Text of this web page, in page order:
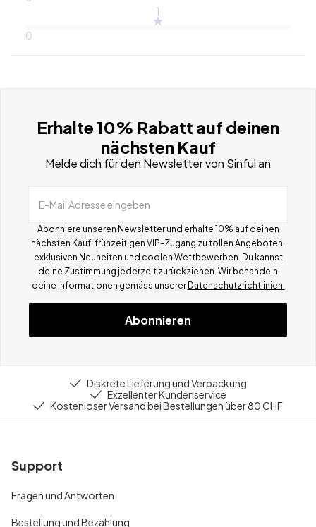
1
0
Erhalte 10% Rabatt auf deinen
nächsten Kauf
Melde dich für den Newsletter von Sinful an
E-Mail Adresse eingeben
Abonniere unseren Newsletter und erhalte 10% auf deinen
nächsten Kauf, frühzeitigen VIP-Zugang zu tollen Angeboten,
exklusiven Neuheiten und coolen Wettbewerben. Du kannst
deine Zustimmung jederzeit zurückziehen. Wir behandeln
deine Informationen gemäss unserer Datenschutzrichtlinien.
Abonnieren
Diskrete Lieferung und Verpackung
Exzellenter Kundenservice
Kostenloser Versand bei Bestellungen über 80 CHF
Support
Fragen und Antworten
Bestellung und Bezahlung